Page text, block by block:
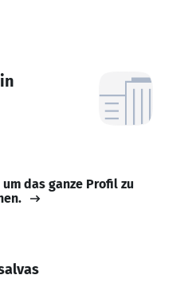
das ganze Profil zu